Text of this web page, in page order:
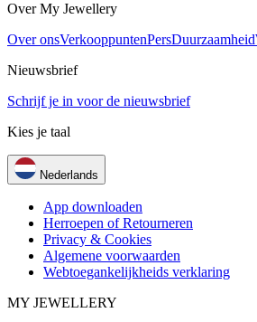
Over My Jewellery
Over onsVerkooppuntenPersDuurzaamheid
Nieuwsbrief
Schrijf je in voor de nieuwsbrief
Kies je taal
Nederlands
App downloaden
Herroepen of Retourneren
Privacy & Cookies
Algemene voorwaarden
Webtoegankelijkheids verklaring
MY JEWELLERY